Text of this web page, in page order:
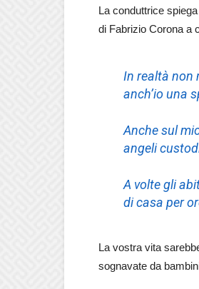
La conduttrice
di Fabrizio Corona a
In realtà non
anch’io una
Anche sul
angeli
A volte gli
di casa per
La vostra vita
sognavate da